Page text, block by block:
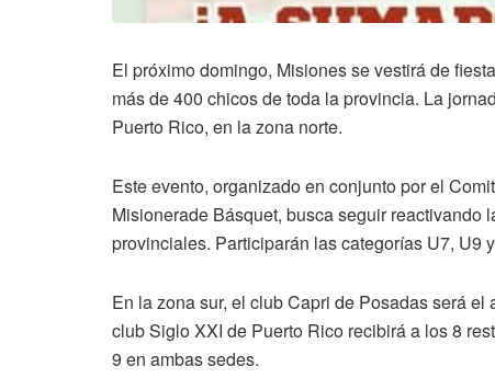
El próximo domingo, Misiones se vestirá de
más de 400 chicos de toda la provincia. La
Puerto Rico, en la zona norte.
Este evento, organizado en conjunto por el
Misionerade Básquet, busca seguir
provinciales. Participarán las categorías U7, U9
En la zona sur, el club Capri de Posadas será
club Siglo XXI de Puerto Rico recibirá a los 8
9 en ambas sedes.